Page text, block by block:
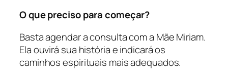
O que preciso para começar?
Basta agendar a consulta com a Mãe Miriam.
Ela ouvirá sua história e indicará os
caminhos espirituais mais adequados.